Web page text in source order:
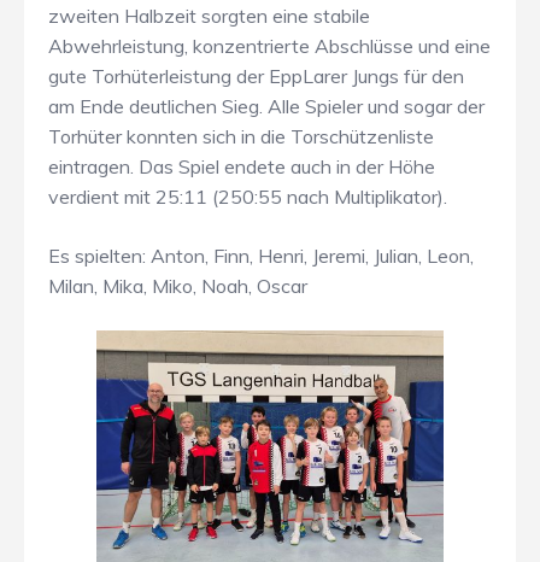
zweiten Halbzeit sorgten eine stabile
Abwehrleistung, konzentrierte Abschlüsse und eine
gute Torhüterleistung der EppLarer Jungs für den
am Ende deutlichen Sieg. Alle Spieler und sogar der
Torhüter konnten sich in die Torschützenliste
eintragen. Das Spiel endete auch in der Höhe
verdient mit 25:11 (250:55 nach Multiplikator).
Es spielten: Anton, Finn, Henri, Jeremi, Julian, Leon,
Milan, Mika, Miko, Noah, Oscar